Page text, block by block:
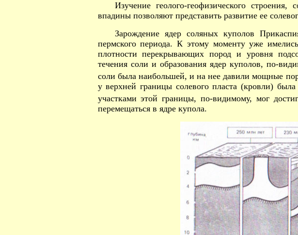
Изучение геолого-геофизического
впадины позволяют представить развитие ее
Зарождение ядер соляных куполов
пермского периода. К этому моменту уже
плотности перекрывающих пород и уровня
течения соли и образования ядер куполов, по-
соли была наибольшей, и на нее давили мощные
у верхней границы солевого пласта (кровли)
участками этой границы, по-видимому, мог
перемещаться в ядре купола.